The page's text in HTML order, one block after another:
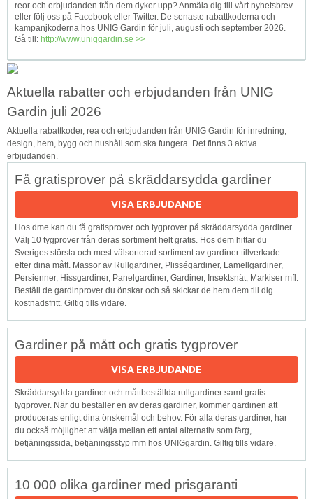
reor och erbjudanden från dem dyker upp? Anmäla dig till vårt nyhetsbrev
eller följ oss på Facebook eller Twitter. De senaste rabattkoderna och
kampanjkoderna hos UNIG Gardin för juli, augusti och september 2026.
Gå till: http://www.uniggardin.se >>
Aktuella rabatter och erbjudanden från UNIG
Gardin juli 2026
Aktuella rabattkoder, rea och erbjudanden från UNIG Gardin för inredning,
design, hem, bygg och hushåll som ska fungera. Det finns 3 aktiva
erbjudanden.
Få gratisprover på skräddarsydda gardiner
VISA ERBJUDANDE
Hos dme kan du få gratisprover och tygprover på skräddarsydda gardiner.
Välj 10 tygprover från deras sortiment helt gratis. Hos dem hittar du
Sveriges största och mest välsorterad sortiment av gardiner tillverkade
efter dina mått. Massor av Rullgardiner, Plisségardiner, Lamellgardiner,
Persienner, Hissgardiner, Panelgardiner, Gardiner, Insektsnät, Markiser mfl.
Beställ de gardinprover du önskar och så skickar de hem dem till dig
kostnadsfritt. Giltig tills vidare.
Gardiner på mått och gratis tygprover
VISA ERBJUDANDE
Skräddarsydda gardiner och måttbeställda rullgardiner samt gratis
tygprover. När du beställer en av deras gardiner, kommer gardinen att
produceras enligt dina önskemål och behov. För alla deras gardiner, har
du också möjlighet att välja mellan ett antal alternativ som färg,
betjäningssida, betjäningsstyp mm hos UNIGgardin. Giltig tills vidare.
10 000 olika gardiner med prisgaranti